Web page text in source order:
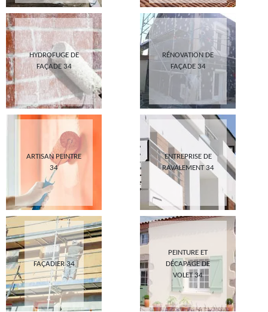
HYDROFUGE DE
FAÇADE 34
RÉNOVATION DE
FAÇADE 34
ARTISAN PEINTRE
34
ENTREPRISE DE
RAVALEMENT 34
FAÇADIER 34
PEINTURE ET
DÉCAPAGE DE
VOLET 34